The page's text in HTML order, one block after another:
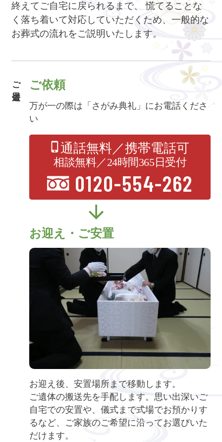
終えてご自宅に戻られるまで、
慌てることな
く落ち着いて対応していただくため、一般的な
お葬式の流れをご説明いたします。
ご逝去日 ご依頼
万が一の際は「さがみ典礼」にお電話くださ
い
通話無料／携帯電話可
相談無料／24時間365日受付
0120-554-262
お迎え・ご安置
お迎え後、安置場所まで移動します。
ご遺体の搬送先を手配します。思い出深いご
自宅での安置や、儀式まで式場でお預かりす
るなど、ご家族のご希望に沿ってお選びいた
だけます。